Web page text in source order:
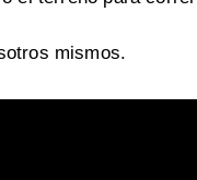
mismos.